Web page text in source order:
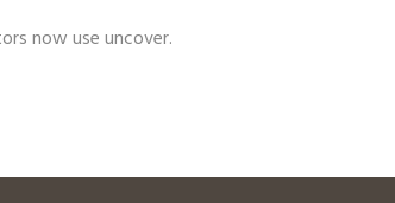
now use uncover.